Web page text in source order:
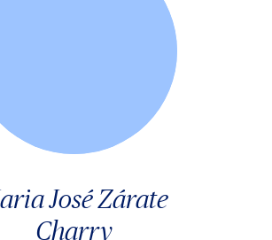
José Zárate
Charry